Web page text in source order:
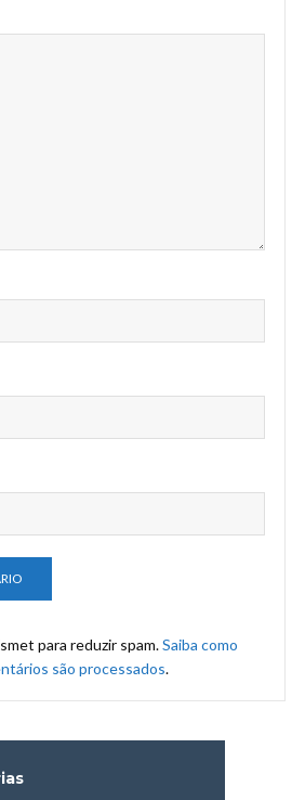
para reduzir spam.Saiba como
são processados.